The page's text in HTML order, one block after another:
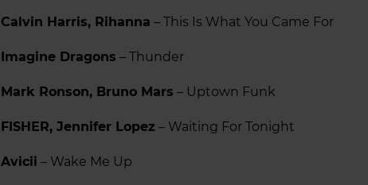
Calvin Harris, Rihanna – This Is What You Came For
Imagine Dragons – Thunder
Mark Ronson, Bruno Mars – Uptown Funk
FISHER, Jennifer Lopez – Waiting For Tonight
Avicii – Wake Me Up